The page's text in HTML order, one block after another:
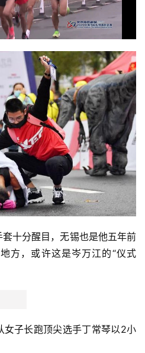
十分醒目，无锡也是他五年前
方，或许这是岑万江的“仪式
女子长跑顶尖选手丁常琴以2小